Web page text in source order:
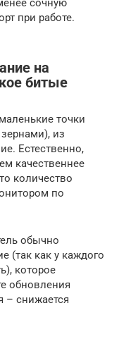
сочную
при работе.
на
битые
точки
из
Естественно,
качественнее
количество
по
обычно
(так как у каждого
которое
обновления
– снижается